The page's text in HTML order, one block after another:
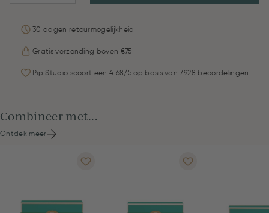
30 dagen retourmogelijkheid
Gratis verzending boven €75
Pip Studio scoort een 4.68/5 op basis van 7.928 beoordelingen
Combineer met...
Ontdek meer